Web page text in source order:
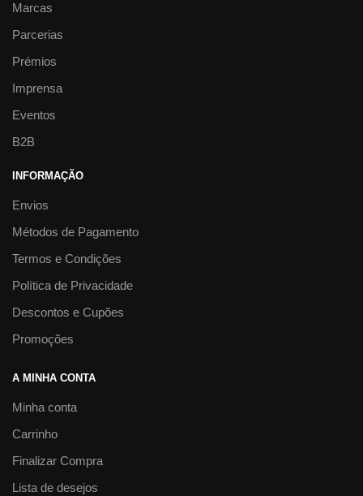
Marcas
Parcerias
Prémios
Imprensa
Eventos
B2B
INFORMAÇÃO
Envios
Métodos de Pagamento
Termos e Condições
Política de Privacidade
Descontos e Cupões
Promoções
A MINHA CONTA
Minha conta
Carrinho
Finalizar Compra
Lista de desejos